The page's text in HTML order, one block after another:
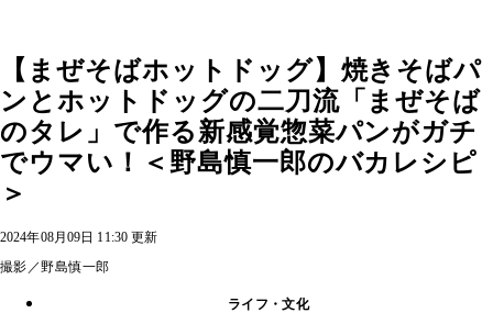
【まぜそばホットドッグ】焼きそばパ
ンとホットドッグの二刀流「まぜそば
のタレ」で作る新感覚惣菜パンがガチ
でウマい！＜野島慎一郎のバカレシピ
＞
2024年08月09日 11:30 更新
撮影／野島慎一郎
ライフ・文化